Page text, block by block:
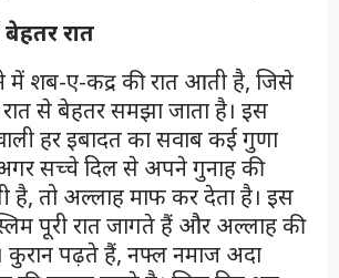
रात
में शब-ए-कद्र की रात आती है, जिसे
से बेहतर समझा जाता है। इस
हर इबादत का सवाब कई गुणा
सच्चे दिल से अपने गुनाह की
है, तो अल्लाह माफ कर देता है। इस
पूरी रात जागते हैं और अल्लाह की
कुरान पढ़ते हैं, नफ्ल नमाज अदा